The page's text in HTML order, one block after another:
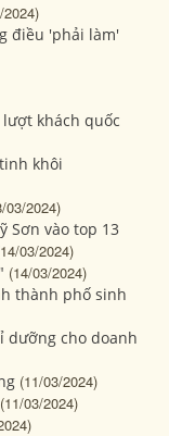
2024)
điều 'phải làm'
lượt khách quốc
khôi
03/2024)
Sơn vào top 13
03/2024)
(14/03/2024)
thành phố sinh
dưỡng cho doanh
(11/03/2024)
(11/03/2024)